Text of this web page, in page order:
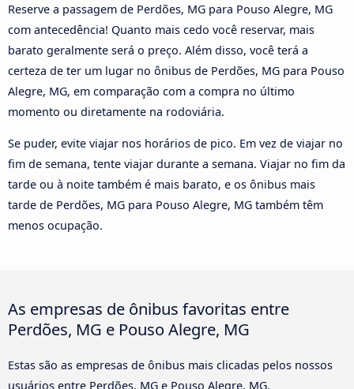
Reserve a passagem de Perdões, MG para Pouso Alegre, MG
com antecedência! Quanto mais cedo você reservar, mais
barato geralmente será o preço. Além disso, você terá a
certeza de ter um lugar no ônibus de Perdões, MG para Pouso
Alegre, MG, em comparação com a compra no último
momento ou diretamente na rodoviária.
Se puder, evite viajar nos horários de pico. Em vez de viajar no
fim de semana, tente viajar durante a semana. Viajar no fim da
tarde ou à noite também é mais barato, e os ônibus mais
tarde de Perdões, MG para Pouso Alegre, MG também têm
menos ocupação.
As empresas de ônibus favoritas entre
Perdões, MG e Pouso Alegre, MG
Estas são as empresas de ônibus mais clicadas pelos nossos
usuários entre Perdões, MG e Pouso Alegre, MG.